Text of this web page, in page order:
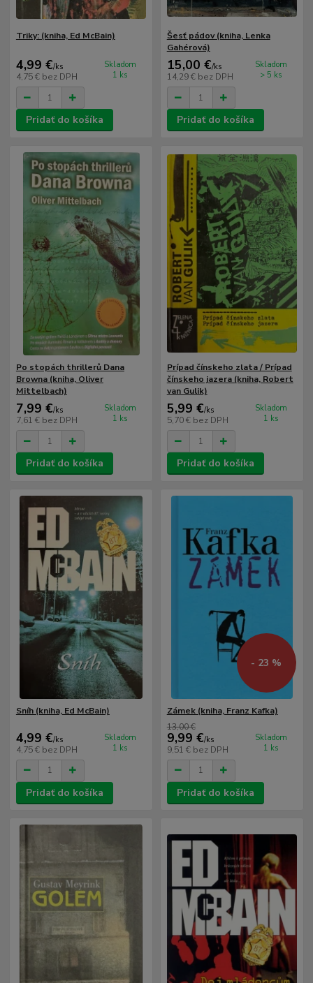
Triky: (kniha, Ed McBain)
4,99 €/ks
4,75 € bez DPH
Skladom
1 ks
Pridať do košíka
Šesť pádov (kniha, Lenka
Gahérová)
15,00 €/ks
14,29 € bez DPH
Skladom
> 5 ks
Pridať do košíka
Po stopách thrillerů Dana
Browna (kniha, Oliver
Mittelbach)
7,99 €/ks
7,61 € bez DPH
Skladom
1 ks
Pridať do košíka
Prípad čínskeho zlata / Prípad
čínskeho jazera (kniha, Robert
van Gulik)
5,99 €/ks
5,70 € bez DPH
Skladom
1 ks
Pridať do košíka
Sníh (kniha, Ed McBain)
4,99 €/ks
4,75 € bez DPH
Skladom
1 ks
Pridať do košíka
- 23 %
Zámek (kniha, Franz Kafka)
13,00 €
9,99 €/ks
9,51 € bez DPH
Skladom
1 ks
Pridať do košíka